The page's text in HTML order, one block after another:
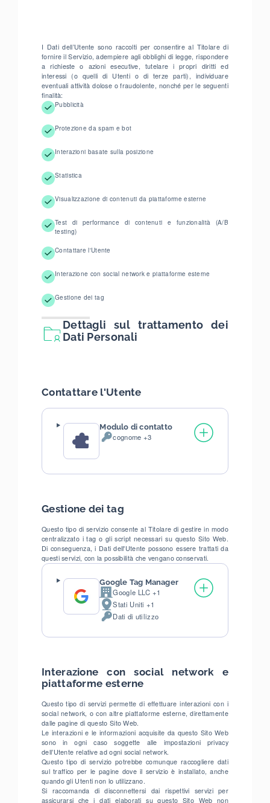
I Dati dell’Utente sono raccolti per consentire al Titolare di
fornire il Servizio, adempiere agli obblighi di legge, rispondere
a richieste o azioni esecutive, tutelare i propri diritti ed
interessi (o quelli di Utenti o di terze parti), individuare
eventuali attività dolose o fraudolente, nonché per le seguenti
finalità:
Pubblicità
Protezione da spam e bot
Interazioni basate sulla posizione
Statistica
Visualizzazione di contenuti da piattaforme esterne
Test di performance di contenuti e funzionalità (A/B
testing)
Contattare l'Utente
Interazione con social network e piattaforme esterne
Gestione dei tag
Dettagli sul trattamento dei
Dati Personali
Contattare l'Utente
Modulo di contatto
Daticognome +3
Gestione dei tag
Questo tipo di servizio consente al Titolare di gestire in modo
centralizzato i tag o gli script necessari su questo Sito Web.
Di conseguenza, i Dati dell'Utente possono essere trattati da
questi servizi, con la possibilità che vengano conservati.
Google Tag Manager
Azienda:Google LLC +1
Luogo
del
Stati Uniti +1
Dati
trattati:
Dati di utilizzo
Interazione con social network e
piattaforme esterne
Questo tipo di servizi permette di effettuare interazioni con i
social network, o con altre piattaforme esterne, direttamente
dalle pagine di questo Sito Web.
Le interazioni e le informazioni acquisite da questo Sito Web
sono in ogni caso soggette alle impostazioni privacy
dell’Utente relative ad ogni social network.
Questo tipo di servizio potrebbe comunque raccogliere dati
sul traffico per le pagine dove il servizio è installato, anche
quando gli Utenti non lo utilizzano.
Si raccomanda di disconnettersi dai rispettivi servizi per
assicurarsi che i dati elaborati su questo Sito Web non